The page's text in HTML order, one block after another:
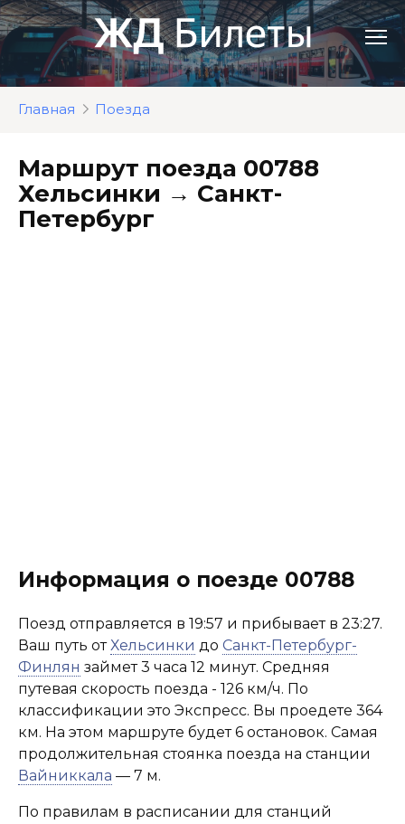
Перейти
к
контенту
Главная Поезда
Маршрут поезда 00788
Хельсинки → Санкт-
Петербург
Информация о поезде 00788
Поезд отправляется в 19:57 и прибывает в 23:27.
Ваш путь отХельсинки до Санкт-Петербург-
Финлян займет 3 часа 12 минут. Средняя
путевая скорость поезда - 126 км/ч. По
классификации это Экспресс. Вы проедете 364
км. На этом маршруте будет 6 остановок. Самая
продолжительная стоянка поезда на станции
Вайниккала — 7 м.
По правилам в расписании для станций